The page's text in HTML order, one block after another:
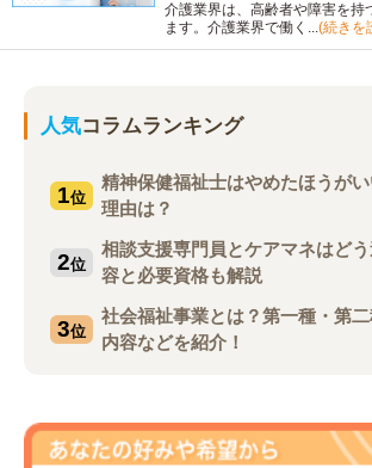
介護業界は、高齢者や障害を持
ます。介護業界で働く...(続きを
人気コラムランキング
1位
精神保健福祉士はやめたほうが
理由は？
2位
相談支援専門員とケアマネはど
容と必要資格も解説
3位
社会福祉事業とは？第一種・第
内容などを紹介！